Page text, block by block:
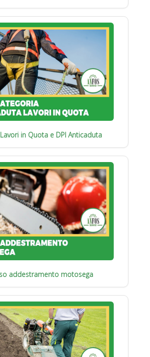
in Quota e DPI Anticaduta
addestramento motosega